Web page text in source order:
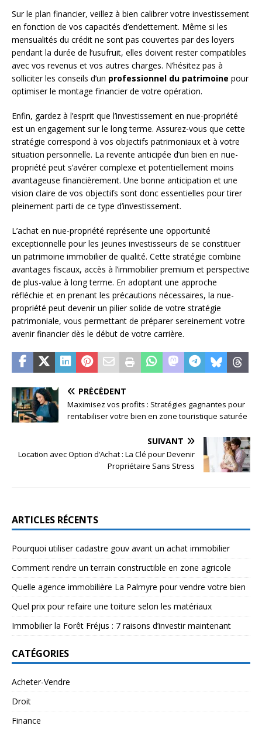
Sur le plan financier, veillez à bien calibrer votre investissement
en fonction de vos capacités d’endettement. Même si les
mensualités du crédit ne sont pas couvertes par des loyers
pendant la durée de l’usufruit, elles doivent rester compatibles
avec vos revenus et vos autres charges. N’hésitez pas à
solliciter les conseils d’un professionnel du patrimoine pour
optimiser le montage financier de votre opération.
Enfin, gardez à l’esprit que l’investissement en nue-propriété
est un engagement sur le long terme. Assurez-vous que cette
stratégie correspond à vos objectifs patrimoniaux et à votre
situation personnelle. La revente anticipée d’un bien en nue-
propriété peut s’avérer complexe et potentiellement moins
avantageuse financièrement. Une bonne anticipation et une
vision claire de vos objectifs sont donc essentielles pour tirer
pleinement parti de ce type d’investissement.
L’achat en nue-propriété représente une opportunité
exceptionnelle pour les jeunes investisseurs de se constituer
un patrimoine immobilier de qualité. Cette stratégie combine
avantages fiscaux, accès à l’immobilier premium et perspective
de plus-value à long terme. En adoptant une approche
réfléchie et en prenant les précautions nécessaires, la nue-
propriété peut devenir un pilier solide de votre stratégie
patrimoniale, vous permettant de préparer sereinement votre
avenir financier dès le début de votre carrière.
PRÉCÉDENT
Maximisez vos profits : Stratégies gagnantes pour
rentabiliser votre bien en zone touristique saturée
SUIVANT
Location avec Option d’Achat : La Clé pour Devenir
Propriétaire Sans Stress
ARTICLES RÉCENTS
Pourquoi utiliser cadastre gouv avant un achat immobilier
Comment rendre un terrain constructible en zone agricole
Quelle agence immobilière La Palmyre pour vendre votre bien
Quel prix pour refaire une toiture selon les matériaux
Immobilier la Forêt Fréjus : 7 raisons d’investir maintenant
CATÉGORIES
Acheter-Vendre
Droit
Finance